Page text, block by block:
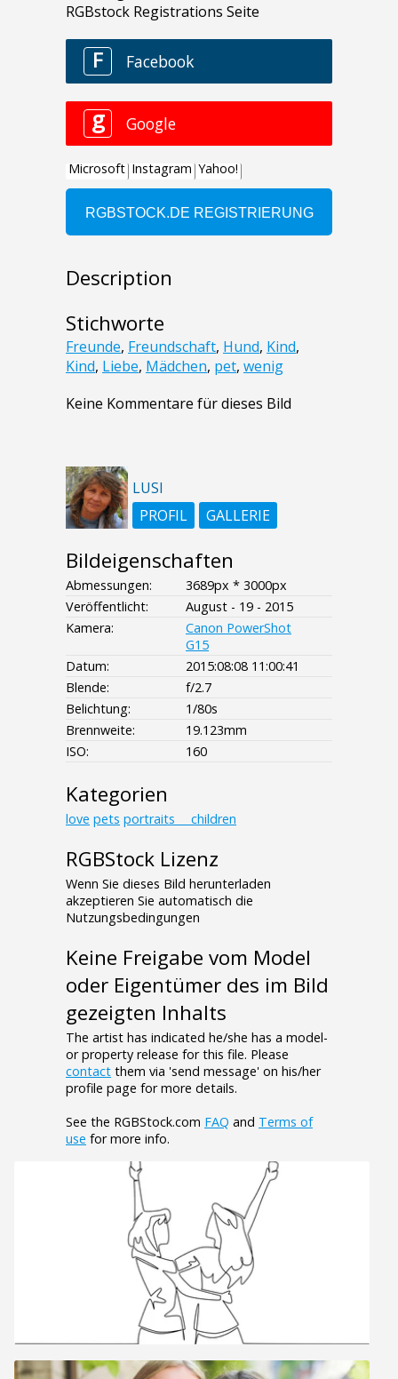
Description
Stichworte
Freunde, Freundschaft, Hund, Kind,
Kind, Liebe, Mädchen, pet, wenig
Keine Kommentare für dieses Bild
LUSI
PROFIL
GALLERIE
Bildeigenschaften
Abmessungen:
3689px * 3000px
Veröffentlicht:
August - 19 - 2015
Kamera:
Canon PowerShot
G15
Datum:
2015:08:08 11:00:41
Blende:
f/2.7
Belichtung:
1/80s
Brennweite:
19.123mm
ISO:
160
Kategorien
love pets portraits___children
RGBStock Lizenz
Wenn Sie dieses Bild herunterladen
akzeptieren Sie automatisch die
Nutzungsbedingungen
Keine Freigabe vom Model
oder Eigentümer des im Bild
gezeigten Inhalts
The artist has indicated he/she has a model-
or property release for this file. Please
contact them via 'send message' on his/her
profile page for more details.
See the RGBStock.com FAQ and Terms of
use for more info.